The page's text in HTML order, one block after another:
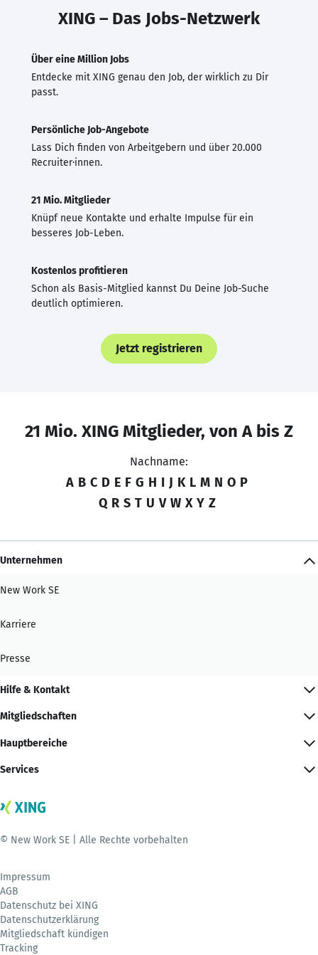
XING – Das Jobs-Netzwerk
Über eine Million Jobs
Entdecke mit XING genau den Job, der wirklich zu Dir
passt.
Persönliche Job-Angebote
Lass Dich finden von Arbeitgebern und über 20.000
Recruiter·innen.
21 Mio. Mitglieder
Knüpf neue Kontakte und erhalte Impulse für ein
besseres Job-Leben.
Kostenlos profitieren
Schon als Basis-Mitglied kannst Du Deine Job-Suche
deutlich optimieren.
Jetzt registrieren
21 Mio. XING Mitglieder, von A bis Z
Nachname:
A B C D E F G H I J K L M N O P
Q R S T U V W X Y Z
Unternehmen
New Work SE
Karriere
Presse
Hilfe & Kontakt
Mitgliedschaften
Hauptbereiche
Services
© New Work SE | Alle Rechte vorbehalten
Impressum
AGB
Datenschutz bei XING
Datenschutzerklärung
Mitgliedschaft kündigen
Tracking